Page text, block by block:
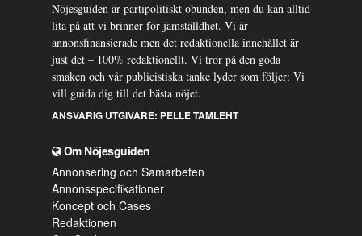
Nöjesguiden är partipolitiskt obunden, men du kan alltid
lita på att vi brinner för jämställdhet. Vi är
annonsfinansierade men det redaktionella innehållet är
just det – 100% redaktionellt. Vi tror på den goda
smaken och vår publicistiska tanke lyder som följer: Vi
vill guida dig till det bästa nöjet.
ANSVARIG UTGIVARE: PELLE TAMLEHT
Om Nöjesguiden
Annonsering och Samarbeten
Annonsspecifikationer
Koncept och Cases
Redaktionen